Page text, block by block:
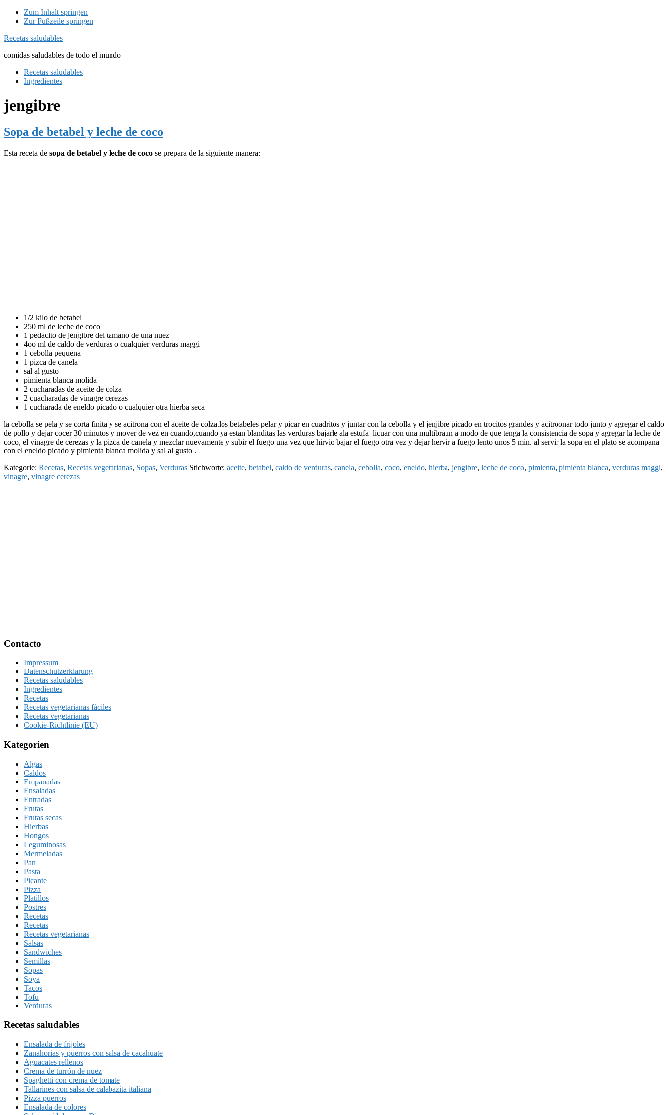
Zum Inhalt springen
Zur Fußzeile springen
Recetas saludables
comidas saludables de todo el mundo
Recetas saludables
Ingredientes
jengibre
Sopa de betabel y leche de coco
Esta receta de sopa de betabel y leche de coco se prepara de la siguiente manera:
1/2 kilo de betabel
250 ml de leche de coco
1 pedacito de jengibre del tamano de una nuez
4oo ml de caldo de verduras o cualquier verduras maggi
1 cebolla pequena
1 pizca de canela
sal al gusto
pimienta blanca molida
2 cucharadas de aceite de colza
2 cuacharadas de vinagre cerezas
1 cucharada de eneldo picado o cualquier otra hierba seca
la cebolla se pela y se corta finita y se acitrona con el aceite de colza.los betabeles pelar y picar en cuadritos y juntar con la cebolla y el jenjibre picado en trocitos grandes y acitroonar todo junto y agregar el caldo
de pollo y dejar cocer 30 minutos y mover de vez en cuando,cuando ya estan blanditas las verduras bajarle ala estufa licuar con una multibraun a modo de que tenga la consistencia de sopa y agregar la leche de
coco, el vinagre de cerezas y la pizca de canela y mezclar nuevamente y subir el fuego una vez que hirvio bajar el fuego otra vez y dejar hervir a fuego lento unos 5 min. al servir la sopa en el plato se acompana
con el eneldo picado y pimienta blanca molida y sal al gusto .
Kategorie: Recetas, Recetas vegetarianas, Sopas, Verduras Stichworte: aceite, betabel, caldo de verduras, canela, cebolla, coco, eneldo, hierba, jengibre, leche de coco, pimienta, pimienta blanca, verduras maggi,
vinagre, vinagre cerezas
Footer
Contacto
Impressum
Datenschutzerklärung
Recetas saludables
Ingredientes
Recetas
Recetas vegetarianas fáciles
Recetas vegetarianas
Cookie-Richtlinie (EU)
Kategorien
Algas
Caldos
Empanadas
Ensaladas
Entradas
Frutas
Frutas secas
Hierbas
Hongos
Leguminosas
Mermeladas
Pan
Pasta
Picante
Pizza
Platillos
Postres
Recetas
Recetas
Recetas vegetarianas
Salsas
Sandwiches
Semillas
Sopas
Soya
Tacos
Tofu
Verduras
Recetas saludables
Ensalada de frijoles
Zanahorias y puerros con salsa de cacahuate
Aguacates rellenos
Crema de turrón de nuez
Spaghetti con crema de tomate
Tallarines con salsa de calabazita italiana
Pizza puerros
Ensalada de colores